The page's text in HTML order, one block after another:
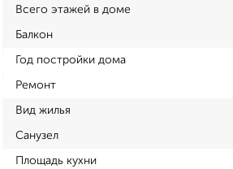
Всего этажей в доме
Балкон
Год постройки дома
Ремонт
Вид жилья
Санузел
Площадь кухни